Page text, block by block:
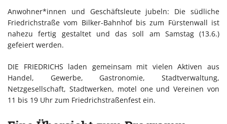
Anwohner*innen und Geschäftsleute jubeln: Die südliche
Friedrichstraße vom Bilker-Bahnhof bis zum Fürstenwall ist
nahezu fertig gestaltet und das soll am Samstag (13.6.)
gefeiert werden.
DIE FRIEDRICHS laden gemeinsam mit vielen Aktiven aus
Handel, Gewerbe, Gastronomie, Stadtverwaltung,
Netzgesellschaft, Stadtwerken, motel one und Vereinen von
11 bis 19 Uhr zum Friedrichstraßenfest ein.